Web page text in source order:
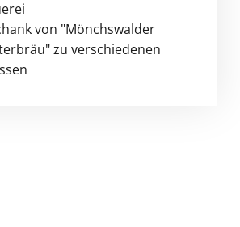
von "Mönchswalder
zu verschiedenen